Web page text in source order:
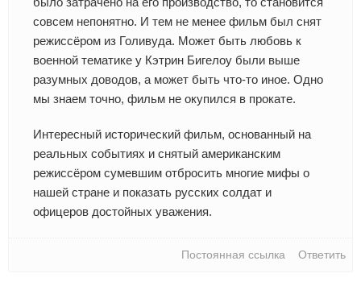
совсем непонятно. И тем не менее фильм был снят
режиссёром из Голивуда. Может быть любовь к
военной тематике у Кэтрин Бигелоу были выше
разумных доводов, а может быть что-то иное. Одно
мы знаем точно, фильм не окупился в прокате.
Интересный исторический фильм, основанный на
реальных событиях и снятый американским
режиссёром сумевшим отбросить многие мифы о
нашей стране и показать русских солдат и
офицеров достойных уважения.
Постоянная ссылка Ответить